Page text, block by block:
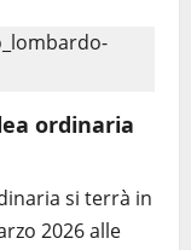
ordinaria
si terrà in
2026 alle